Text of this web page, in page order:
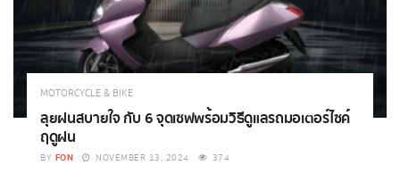
MOTORCYCLE & BIKE
ลุยฝนสบายใจ กับ 6 จุดเซฟพร้อมวิธีดูแลรถมอเตอร์ไซค์
ฤดูฝน
BY FON NOVEMBER 13, 2024 374